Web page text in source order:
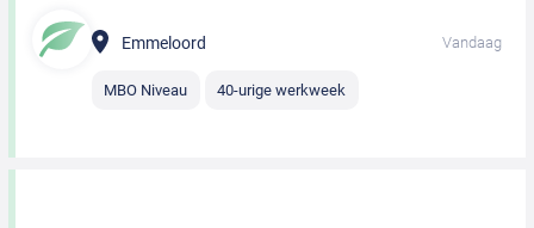
Emmeloord Vandaag
MBO Niveau 40-urige werkweek